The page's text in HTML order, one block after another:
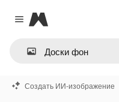
Close menu
Magnific
Создать ИИ-изображение